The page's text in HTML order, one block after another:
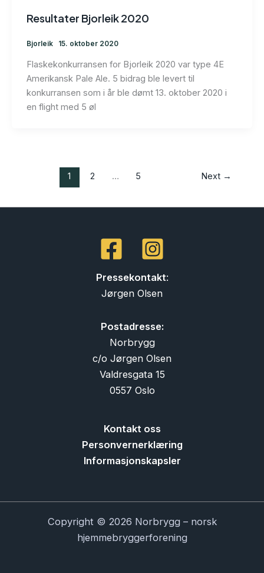
Resultater Bjorleik 2020
Bjorleik 15. oktober 2020
Flaskekonkurransen for Bjorleik 2020 var type 4E
Amerikansk Pale Ale. 5 bidrag ble levert til
konkurransen som i år ble dømt 13. oktober 2020 i
en flight med 5 øl
1 2 … 5 Next →
Pressekontakt:
Jørgen Olsen
Postadresse:
Norbrygg
c/o Jørgen Olsen
Valdresgata 15
0557 Oslo
Kontakt oss
Personvernerklæring
Informasjonskapsler
Copyright © 2026 Norbrygg – norsk
hjemmebryggerforening